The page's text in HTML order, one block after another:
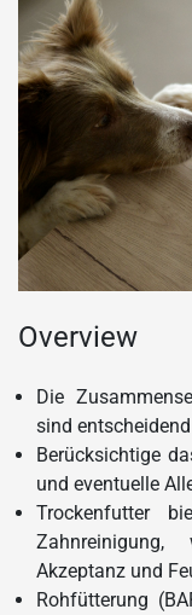
Overview
Die
sind
Berücksichtige
und eventuelle
Trockenfutter
Akzeptanz und
Rohfütterung